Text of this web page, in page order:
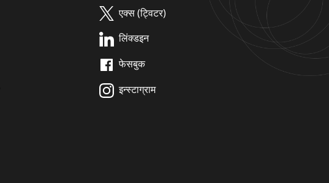
एक्स (ट्विटर)
लिंक्डइन
फेसबुक
इन्स्टाग्राम